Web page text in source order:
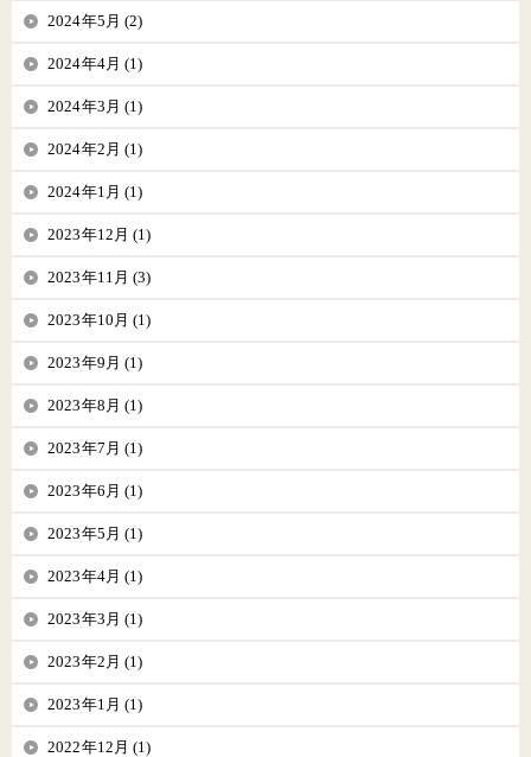
2024年5月 (2)
2024年4月 (1)
2024年3月 (1)
2024年2月 (1)
2024年1月 (1)
2023年12月 (1)
2023年11月 (3)
2023年10月 (1)
2023年9月 (1)
2023年8月 (1)
2023年7月 (1)
2023年6月 (1)
2023年5月 (1)
2023年4月 (1)
2023年3月 (1)
2023年2月 (1)
2023年1月 (1)
2022年12月 (1)